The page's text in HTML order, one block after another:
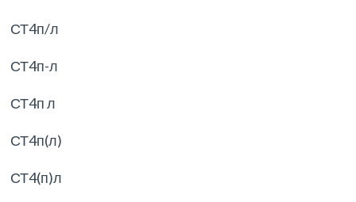
СТ4п/л
СТ4п-л
СТ4п л
СТ4п(л)
СТ4(п)л